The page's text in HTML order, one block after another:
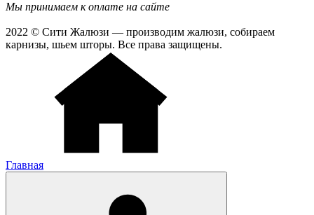
Мы принимаем к оплате на сайте
2022 © Сити Жалюзи — производим жалюзи, собираем
карнизы, шьем шторы. Все права защищены.
Главная